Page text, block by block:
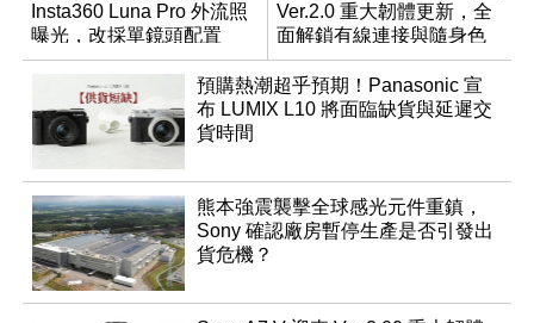
Insta360 Luna Pro 外流照
曝光，改採單鏡頭配置
Ver.2.0 重大韌體更新，全
面解鎖有線連接與隨身色
調編輯
預購熱潮超乎預期！Panasonic 宣
布 LUMIX L10 將面臨缺貨與延遲交
貨時間
熊本強震襲擊全球感光元件重鎮，
Sony 確認廠房暫停生產是否引發出
貨危機？